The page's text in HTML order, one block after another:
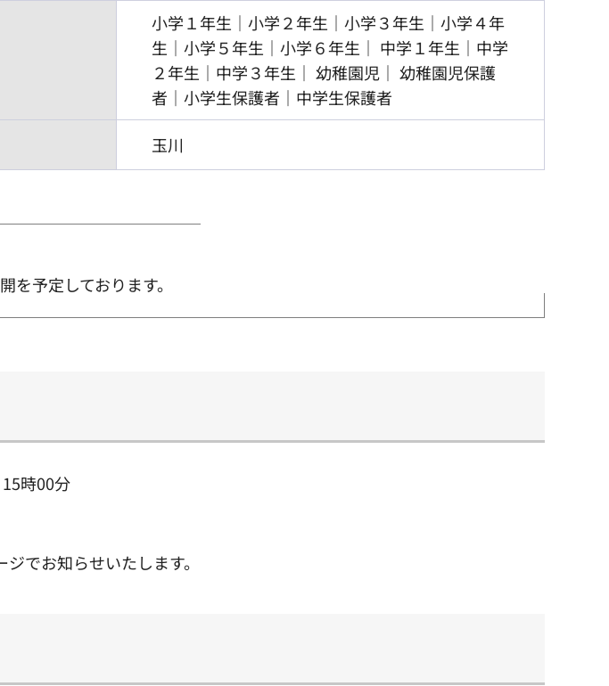
小学１年生｜小学２年生｜小学３年生｜小学４年
生｜小学５年生｜小学６年生
中学１年生｜中学
２年生｜中学３年生
幼稚園児
幼稚園児保護
者｜小学生保護者｜中学生保護者
玉川
予定しております。
時00分
でお知らせいたします。